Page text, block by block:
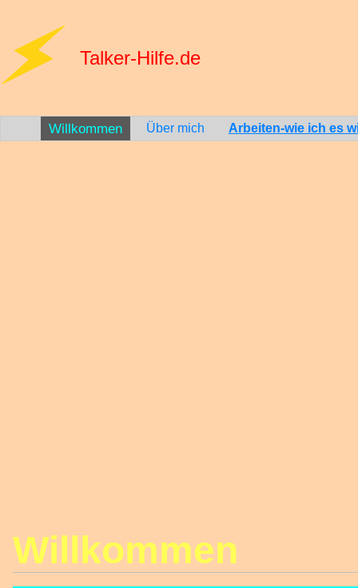
Talker-Hilfe.de
Willkommen Über mich Arbeiten-wie ich es
Willkommen